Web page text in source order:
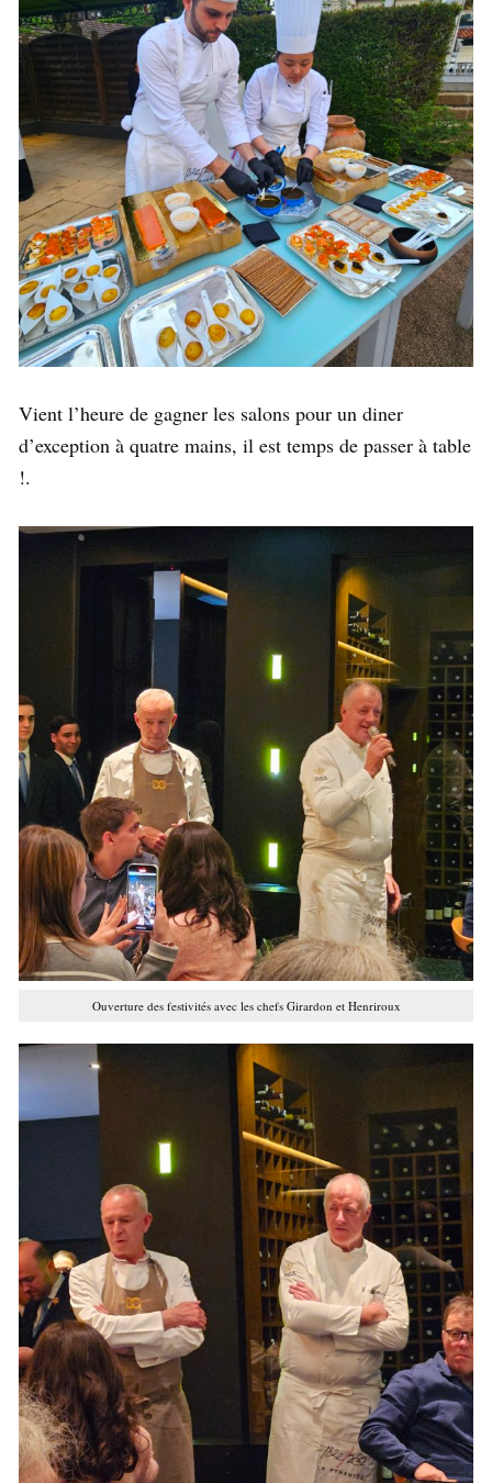
Vient l’heure de gagner les salons pour un diner
d’exception à quatre mains, il est temps de passer à table
!.
Ouverture des festivités avec les chefs Girardon et Henriroux